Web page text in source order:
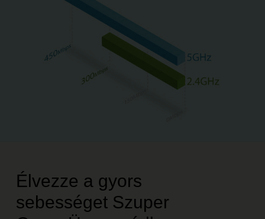
Élvezze a gyors
sebességet Szuper